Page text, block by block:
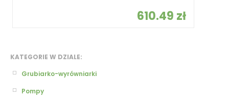
KATEGORIE W DZIALE:
Grubiarko-wyrówniarki
Pompy
610.49 zł